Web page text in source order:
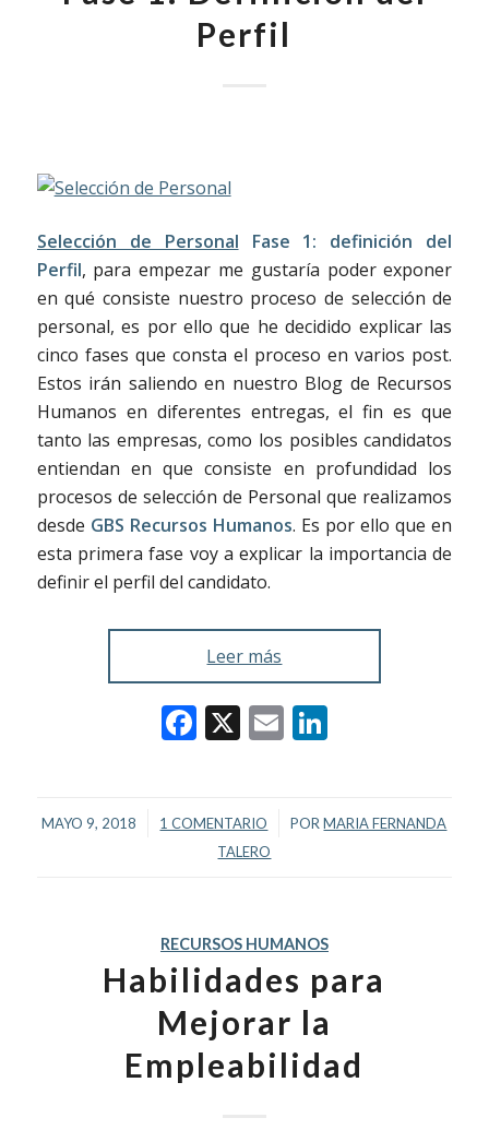
Perfil
Selección de Personal
Fase 1: definición del
Perfil, para empezar me gustaría poder exponer
en qué consiste nuestro proceso de selección de
personal, es por ello que he decidido explicar las
cinco fases que consta el proceso en varios post.
Estos irán saliendo en nuestro Blog de Recursos
Humanos en diferentes entregas, el fin es que
tanto las empresas, como los posibles candidatos
entiendan en que consiste en profundidad los
procesos de selección de Personal que realizamos
desde GBS Recursos Humanos. Es por ello que en
esta primera fase voy a explicar la importancia de
definir el perfil del candidato.
Leer más
Facebook
X EmailLinkedIn
MAYO 9, 2018
/ 1 COMENTARIO
/ PORMARIA FERNANDA
TALERO
RECURSOS HUMANOS
Habilidades para
Mejorar la
Empleabilidad